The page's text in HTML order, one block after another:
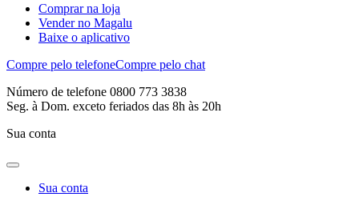
Comprar na loja
Vender no Magalu
Baixe o aplicativo
Compre pelo telefoneCompre pelo chat
Número de telefone 0800 773 3838
Seg. à Dom. exceto feriados das 8h às 20h
Sua conta
Sua conta